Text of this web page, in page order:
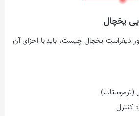
یخچال
دیفراست یخچال چیست، باید با اجزای آن
(ترموستات)
کنترل